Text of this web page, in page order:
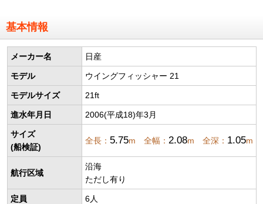
基本情報
メーカー名 日産
モデル ウイングフィッシャー 21
モデルサイズ 21ft
進水年月日 2006(平成18)年3月
サイズ
(船検証)
全長： 5.75m 全幅： 2.08m 全深： 1.05m
航行区域
沿海
ただし有り
定員 6人